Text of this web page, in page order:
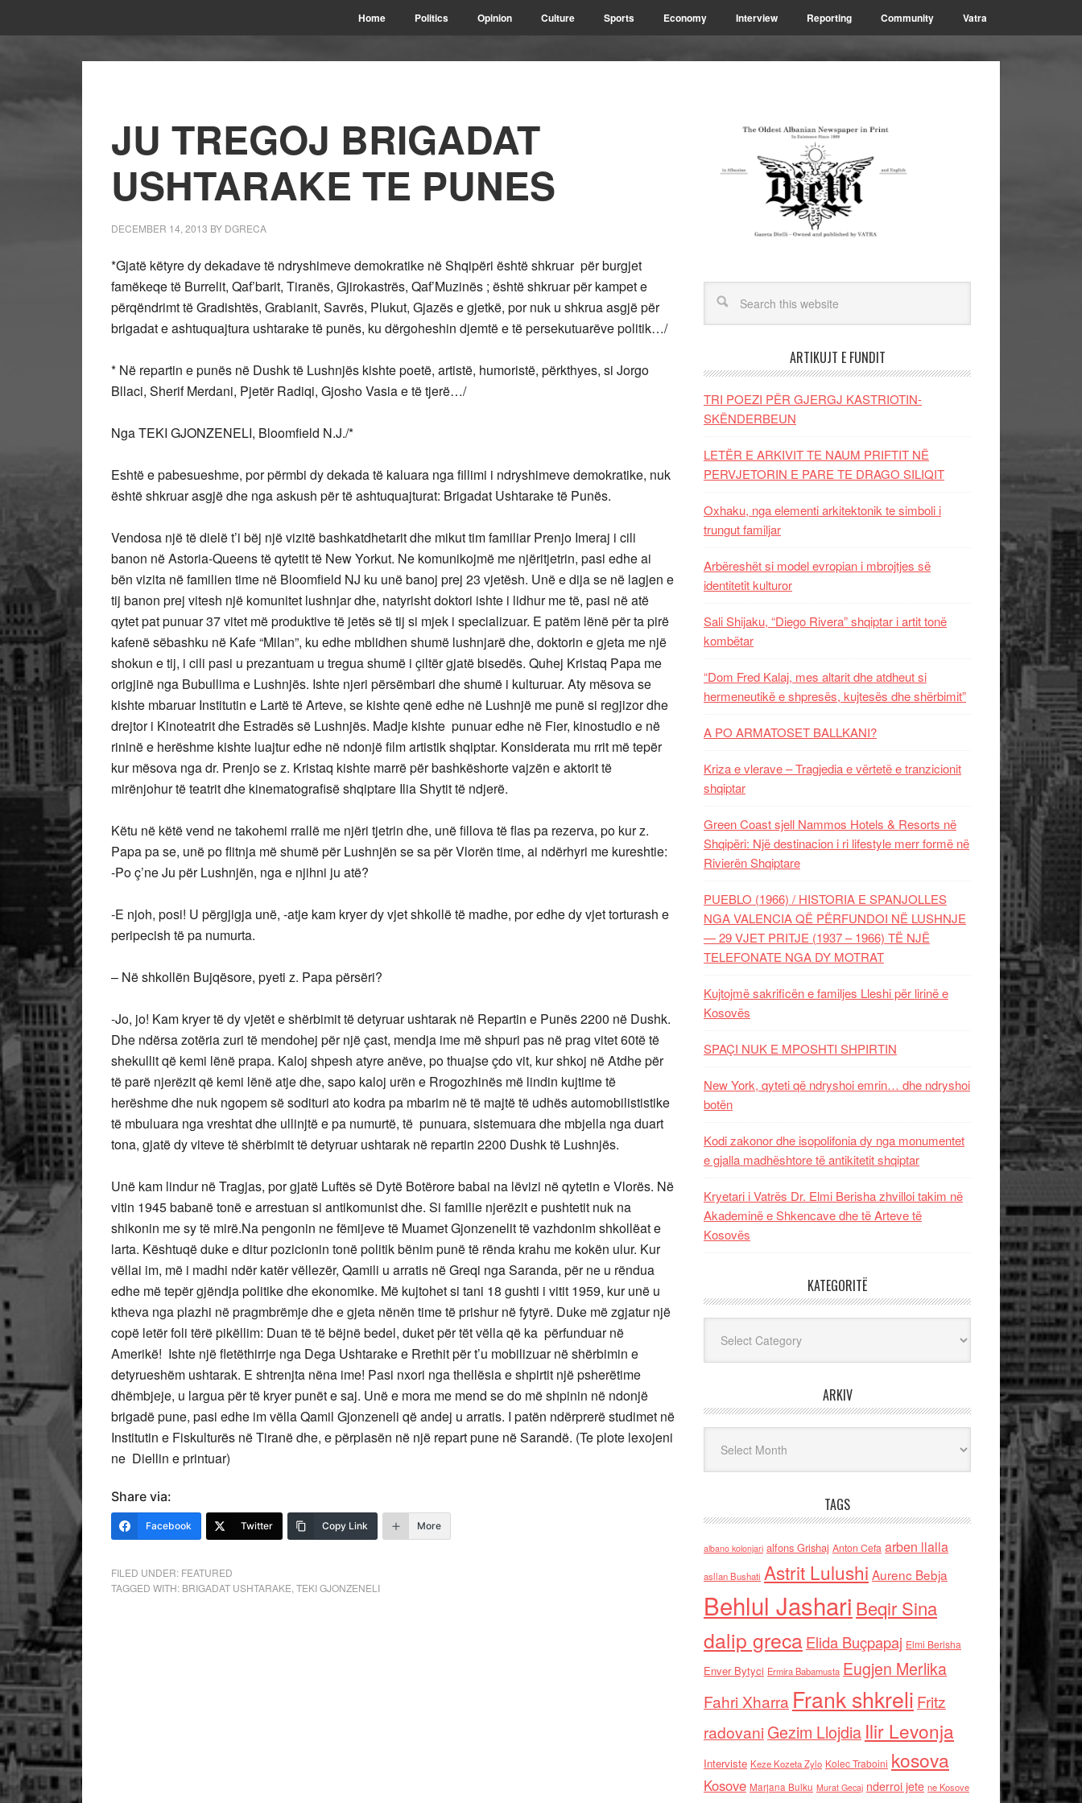
Home Politics Opinion Culture Sports Economy Interview Reporting Community Vatra
JU TREGOJ BRIGADAT
USHTARAKE TE PUNES
DECEMBER 14, 2013 BY DGRECA
*Gjatë këtyre dy dekadave të ndryshimeve demokratike në Shqipëri është shkruar për burgjet
famëkeqe të Burrelit, Qaf’barit, Tiranës, Gjirokastrës, Qaf’Muzinës ; është shkruar për kampet e
përqëndrimt të Gradishtës, Grabianit, Savrës, Plukut, Gjazës e gjetkë, por nuk u shkrua asgjë për
brigadat e ashtuquajtura ushtarake të punës, ku dërgoheshin djemtë e të persekutuarëve politik…/
* Në repartin e punës në Dushk të Lushnjës kishte poetë, artistë, humoristë, përkthyes, si Jorgo
Bllaci, Sherif Merdani, Pjetër Radiqi, Gjosho Vasia e të tjerë…/
Nga TEKI GJONZENELI, Bloomfield N.J./*
Eshtë e pabesueshme, por përmbi dy dekada të kaluara nga fillimi i ndryshimeve demokratike, nuk
është shkruar asgjë dhe nga askush për të ashtuquajturat: Brigadat Ushtarake të Punës.
Vendosa një të dielë t’i bëj një vizitë bashkatdhetarit dhe mikut tim familiar Prenjo Imeraj i cili
banon në Astoria-Queens të qytetit të New Yorkut. Ne komunikojmë me njëritjetrin, pasi edhe ai
bën vizita në familien time në Bloomfield NJ ku unë banoj prej 23 vjetësh. Unë e dija se në lagjen e
tij banon prej vitesh një komunitet lushnjar dhe, natyrisht doktori ishte i lidhur me të, pasi në atë
qytet pat punuar 37 vitet më produktive të jetës së tij si mjek i specializuar. E patëm lënë për ta pirë
kafenë sëbashku në Kafe “Milan”, ku edhe mblidhen shumë lushnjarë dhe, doktorin e gjeta me një
shokun e tij, i cili pasi u prezantuam u tregua shumë i çiltër gjatë bisedës. Quhej Kristaq Papa me
origjinë nga Bubullima e Lushnjës. Ishte njeri përsëmbari dhe shumë i kulturuar. Aty mësova se
kishte mbaruar Institutin e Lartë të Arteve, se kishte qenë edhe në Lushnjë me punë si regjizor dhe
drejtor i Kinoteatrit dhe Estradës së Lushnjës. Madje kishte punuar edhe në Fier, kinostudio e në
rininë e herëshme kishte luajtur edhe në ndonjë film artistik shqiptar. Konsiderata mu rrit më tepër
kur mësova nga dr. Prenjo se z. Kristaq kishte marrë për bashkëshorte vajzën e aktorit të
mirënjohur të teatrit dhe kinematografisë shqiptare Ilia Shytit të ndjerë.
Këtu në këtë vend ne takohemi rrallë me njëri tjetrin dhe, unë fillova të flas pa rezerva, po kur z.
Papa pa se, unë po flitnja më shumë për Lushnjën se sa për Vlorën time, ai ndërhyri me kureshtie:
-Po ç’ne Ju për Lushnjën, nga e njihni ju atë?
-E njoh, posi! U përgjigja unë, -atje kam kryer dy vjet shkollë të madhe, por edhe dy vjet torturash e
peripecish të pa numurta.
– Në shkollën Bujqësore, pyeti z. Papa përsëri?
-Jo, jo! Kam kryer të dy vjetët e shërbimit të detyruar ushtarak në Repartin e Punës 2200 në Dushk.
Dhe ndërsa zotëria zuri të mendohej për një çast, mendja ime më shpuri pas në prag vitet 60të të
shekullit që kemi lënë prapa. Kaloj shpesh atyre anëve, po thuajse çdo vit, kur shkoj në Atdhe për
të parë njerëzit që kemi lënë atje dhe, sapo kaloj urën e Rrogozhinës më lindin kujtime të
herëshme dhe nuk ngopem së sodituri ato kodra pa mbarim në të majtë të udhës automobilististike
të mbuluara nga vreshtat dhe ullinjtë e pa numurtë, të punuara, sistemuara dhe mbjella nga duart
tona, gjatë dy viteve të shërbimit të detyruar ushtarak në repartin 2200 Dushk të Lushnjës.
Unë kam lindur në Tragjas, por gjatë Luftës së Dytë Botërore babai na lëvizi në qytetin e Vlorës. Në
vitin 1945 babanë tonë e arrestuan si antikomunist dhe. Si familie njerëzit e pushtetit nuk na
shikonin me sy të mirë.Na pengonin ne fëmijeve të Muamet Gjonzenelit të vazhdonim shkollëat e
larta. Kështuqë duke e ditur pozicionin tonë politik bënim punë të rënda krahu me kokën ulur. Kur
vëllai im, më i madhi ndër katër vëllezër, Qamili u arratis në Greqi nga Saranda, për ne u rëndua
edhe më tepër gjëndja politike dhe ekonomike. Më kujtohet si tani 18 gushti i vitit 1959, kur unë u
ktheva nga plazhi në pragmbrëmje dhe e gjeta nënën time të prishur në fytyrë. Duke më zgjatur një
copë letër foli tërë pikëllim: Duan të të bëjnë bedel, duket për tët vëlla që ka përfunduar në
Amerikë! Ishte një fletëthirrje nga Dega Ushtarake e Rrethit për t’u mobilizuar në shërbimin e
detyrueshëm ushtarak. E shtrenjta nëna ime! Pasi nxori nga thellësia e shpirtit një psherëtime
dhëmbjeje, u largua për të kryer punët e saj. Unë e mora me mend se do më shpinin në ndonjë
brigadë pune, pasi edhe im vëlla Qamil Gjonzeneli që andej u arratis. I patën ndërprerë studimet në
Institutin e Fiskulturës në Tiranë dhe, e përplasën në një repart pune në Sarandë. (Te plote lexojeni
ne Diellin e printuar)
Share via:
Facebook Twitter Copy Link More
FILED UNDER: FEATURED
TAGGED WITH: BRIGADAT USHTARAKE TEKI GJONZENELI
ARTIKUJT E FUNDIT
TRI POEZI PËR GJERGJ KASTRIOTIN-
SKËNDERBEUN
LETËR E ARKIVIT TE NAUM PRIFTIT NË
PERVJETORIN E PARE TE DRAGO SILIQIT
Oxhaku, nga elementi arkitektonik te simboli i
trungut familjar
Arbëreshët si model evropian i mbrojtjes së
identitetit kulturor
Sali Shijaku, “Diego Rivera” shqiptar i artit tonë
kombëtar
“Dom Fred Kalaj, mes altarit dhe atdheut si
hermeneutikë e shpresës, kujtesës dhe shërbimit”
A PO ARMATOSET BALLKANI?
Kriza e vlerave – Tragjedia e vërtetë e tranzicionit
shqiptar
Green Coast sjell Nammos Hotels & Resorts në
Shqipëri: Një destinacion i ri lifestyle merr formë në
Rivierën Shqiptare
PUEBLO (1966) / HISTORIA E SPANJOLLES
NGA VALENCIA QË PËRFUNDOI NË LUSHNJE
— 29 VJET PRITJE (1937 – 1966) TË NJË
TELEFONATE NGA DY MOTRAT
Kujtojmë sakrificën e familjes Lleshi për lirinë e
Kosovës
SPAÇI NUK E MPOSHTI SHPIRTIN
New York, qyteti që ndryshoi emrin… dhe ndryshoi
botën
Kodi zakonor dhe isopolifonia dy nga monumentet
e gjalla madhështore të antikitetit shqiptar
Kryetari i Vatrës Dr. Elmi Berisha zhvilloi takim në
Akademinë e Shkencave dhe të Arteve të
Kosovës
KATEGORITË
ARKIV
TAGS
albano kolonjari alfons Grishaj Anton Cefa arben llalla
asllan Bushati Astrit Lulushi Aurenc Bebja
Behlul Jashari Beqir Sina
dalip grecaElida Buçpapaj Elmi Berisha
Enver Bytyci Ermira Babamusta Eugjen Merlika
Fahri Xharra Frank shkreli Fritz
radovaniGezim Llojdia Ilir Levonja
Interviste Keze Kozeta Zylo Kolec Traboini kosova
Kosove Marjana Bulku Murat Gecaj nderroi jete ne Kosove